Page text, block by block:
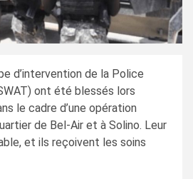
d’intervention de la Police
ont été blessés lors
le cadre d’une opération
de Bel-Air et à Solino. Leur
et ils reçoivent les soins